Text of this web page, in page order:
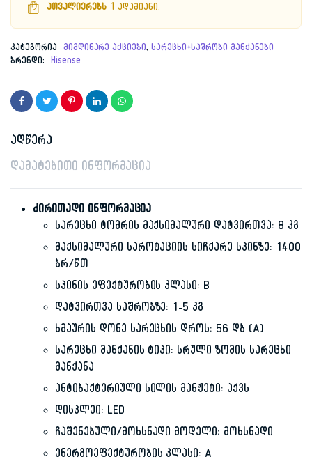
1,849.00 ₾.
979.00 ₾.
ათვალიერებს 1 ადამიანი.
კატეგორია მიმდინარე აქციები,სარეცხი+საშრობი მანქანები
ბრენდი: Hisense
აღწერა
დამატებითი ინფორმაცია
ძირითადი ინფორმაცია
სარეცხი ტომრის მაქსიმალური დატვირთვა: 8 კგ
მაქსიმალური საროტაციის სიჩქარე სპინზე: 1400
ბრ/წთ
სპინის ეფექტურობის კლასი: B
დატვირთვა საშრობზე: 1-5 კგ
ხმაურის დონე სარეცხის დროს: 56 დბ (A)
სარეცხი მანქანის ტიპი: სრული ზომის სარეცხი
მანქანა
ანტიბაქტერიული სილის მანჟეტი: აქვს
დისპლეი: LED
ჩაშენებული/მოხსნადი მოდელი: მოხსნადი